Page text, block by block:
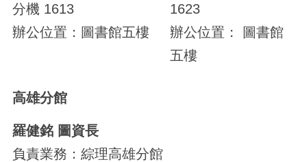
分機 1613
辦公位置：圖書館五樓
1623
辦公位置： 圖書館
五樓
高雄分館
羅健銘 圖資長
負責業務：綜理高雄分館